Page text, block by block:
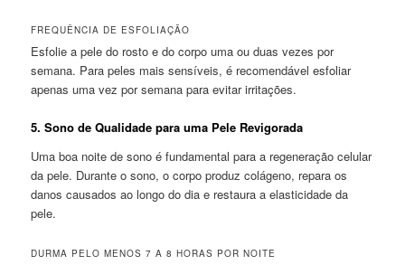
FREQUÊNCIA DE ESFOLIAÇÃO
Esfolie a pele do rosto e do corpo uma ou duas vezes por
semana. Para peles mais sensíveis, é recomendável esfoliar
apenas uma vez por semana para evitar irritações.
5.Sono de Qualidade para uma Pele Revigorada
Uma boa noite de sono é fundamental para a regeneração celular
da pele. Durante o sono, o corpo produz colágeno, repara os
danos causados ao longo do dia e restaura a elasticidade da
pele.
DURMA PELO MENOS 7 A 8 HORAS POR NOITE